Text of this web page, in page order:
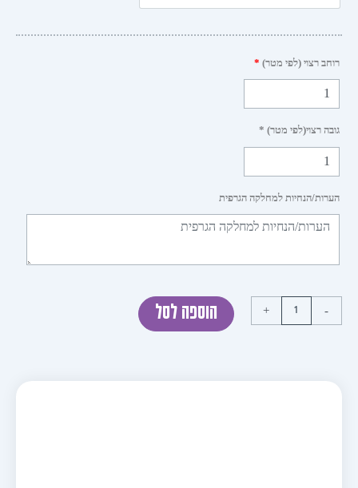
רצוי (לפי מטר)*
רצוי(לפי מטר) *
הנחיות למחלקה הגרפית
+ הוספה לסל